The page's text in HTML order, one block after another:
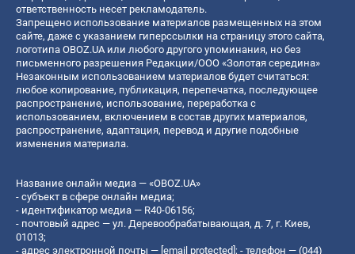
ответственность несет рекламодатель.
Запрещено использование материалов размещенных на этом
сайте, даже с указанием гиперссылки на страницу этого сайта,
логотипа OBOZ.UA или любого другого упоминания, но без
письменного разрешения Редакции/ООО «Золотая середина»
Незаконным использованием материалов будет считаться:
любое копирование, публикация, перепечатка, последующее
распространение, использование, переработка с
использованием, включением в состав других материалов,
распространение, адаптация, перевод и другие подобные
изменения материала.
Название онлайн медиа — «OBOZ.UA»
- субъект в сфере онлайн медиа;
- идентификатор медиа — R40-06156;
- почтовый адрес — ул. Деревообрабатывающая, д. 7, г. Киев,
01013;
- адрес электронной почты — [email protected]; - телефон — (044)